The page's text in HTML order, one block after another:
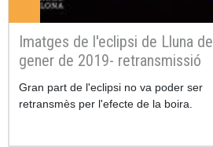
Imatges de l'eclipsi de Lluna de
gener de 2019- retransmissió
Gran part de l'eclipsi no va poder ser
retransmès per l'efecte de la boira.